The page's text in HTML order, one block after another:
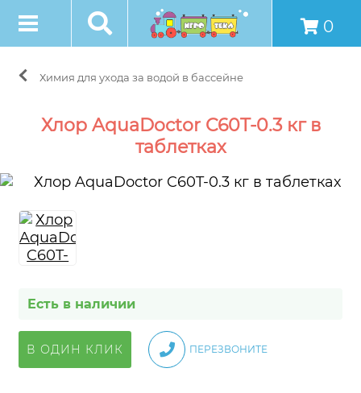
0
Химия для ухода за водой в бассейне
Хлор AquaDoctor C60T-0.3 кг в
таблетках
Есть в наличии
В ОДИН КЛИК ПЕРЕЗВОНИТЕ